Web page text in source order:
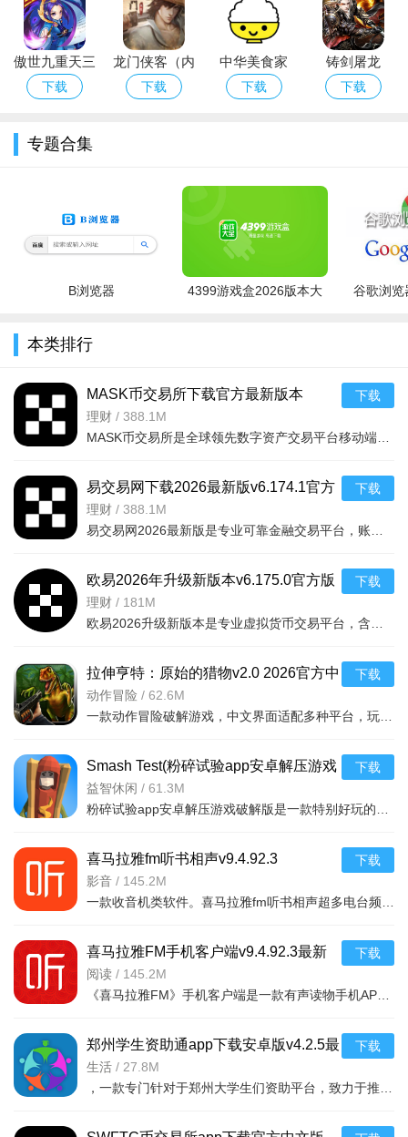
游戏破解版)
傲世九重天三
国机蜜福利版
下载
龙门侠客（内
购版）
下载
中华美食家
下载
铸剑屠龙
下载
专题合集
B浏览器
4399游戏盒2026版本大
谷歌浏览
本类排行
MASK币交易所下载官方最新版本
v6.160.0官方版
理财 / 388.1M
下载
易交易网下载2026最新版v6.174.1官方
版
理财 / 388.1M
下载
欧易2026年升级新版本v6.175.0官方版
理财 / 181M
下载
拉伸亨特：原始的猎物v2.0 2026官方中
文版
动作冒险 / 62.6M
下载
Smash Test(粉碎试验app安卓解压游戏
破解版)v1.2
益智休闲 / 61.3M
下载
喜马拉雅fm听书相声v9.4.92.3
影音 / 145.2M
下载
喜马拉雅FM手机客户端v9.4.92.3最新
版
阅读 / 145.2M
下载
郑州学生资助通app下载安卓版v4.2.5最
新版
生活 / 27.8M
下载